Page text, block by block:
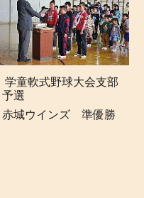
学童軟式野球大会支部
予選
赤城ウインズ 準優勝